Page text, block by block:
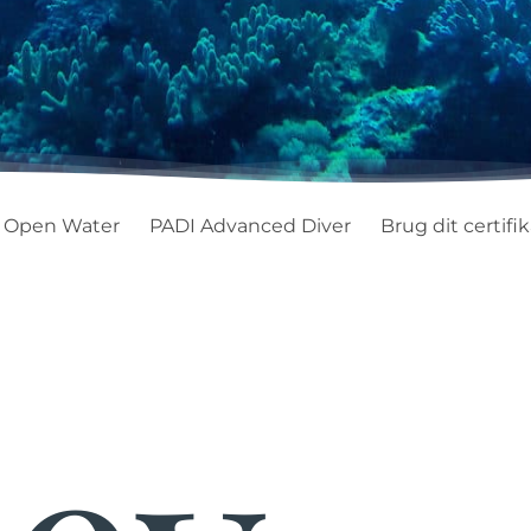
Open Water PADI Advanced Diver Brug dit